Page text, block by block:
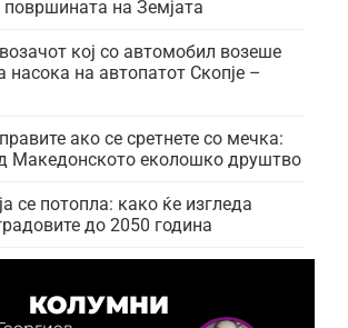
на Земјата
кој со автомобил возеше
насока на автопатот Скопје –
ако се сретнете со мечка:
Македонското еколошко друштво
се потопла: како ќе изгледа
до 2050 година
КОЛУМНИ